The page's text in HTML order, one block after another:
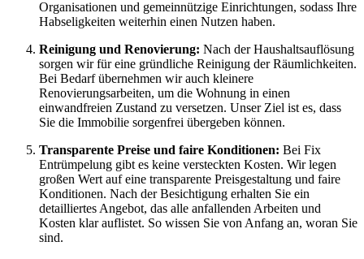
Organisationen und gemeinnützige Einrichtungen, sodass Ihre
Habseligkeiten weiterhin einen Nutzen haben.
Reinigung und Renovierung: Nach der Haushaltsauflösung
sorgen wir für eine gründliche Reinigung der Räumlichkeiten.
Bei Bedarf übernehmen wir auch kleinere
Renovierungsarbeiten, um die Wohnung in einen
einwandfreien Zustand zu versetzen. Unser Ziel ist es, dass
Sie die Immobilie sorgenfrei übergeben können.
Transparente Preise und faire Konditionen: Bei Fix
Entrümpelung gibt es keine versteckten Kosten. Wir legen
großen Wert auf eine transparente Preisgestaltung und faire
Konditionen. Nach der Besichtigung erhalten Sie ein
detailliertes Angebot, das alle anfallenden Arbeiten und
Kosten klar auflistet. So wissen Sie von Anfang an, woran Sie
sind.